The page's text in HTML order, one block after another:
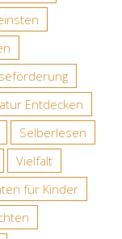
Entdecken
Selberlesen
Vielfalt
für Kinder